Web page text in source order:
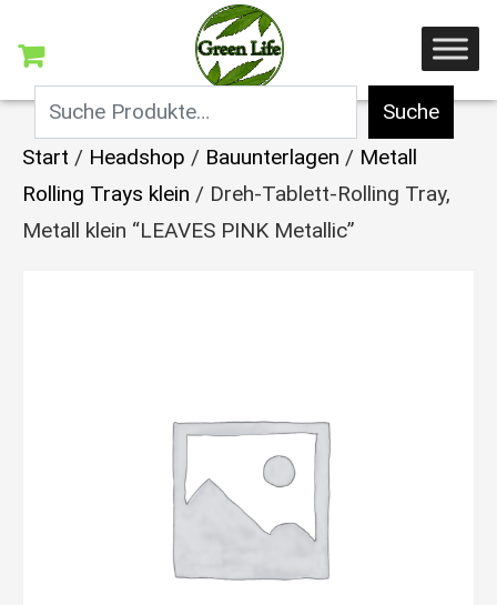
Suche
Start / Headshop / Bauunterlagen / Metall
Rolling Trays klein / Dreh-Tablett-Rolling Tray,
Metall klein “LEAVES PINK Metallic”